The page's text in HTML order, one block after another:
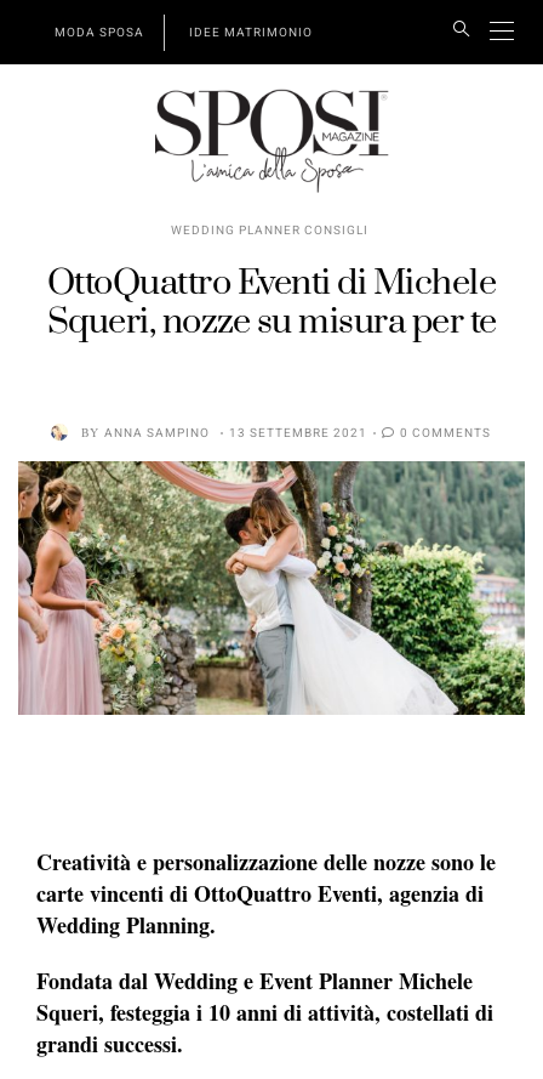
MODA SPOSA IDEE MATRIMONIO
WEDDING PLANNER CONSIGLI
OttoQuattro Eventi di Michele
Squeri, nozze su misura per te
BY ANNA SAMPINO 13 SETTEMBRE 2021 0 COMMENTS
Creatività e personalizzazione delle nozze sono le
carte vincenti di OttoQuattro Eventi, agenzia di
Wedding Planning.
Fondata dal Wedding e Event Planner Michele
Squeri, festeggia i 10 anni di attività, costellati di
grandi successi.